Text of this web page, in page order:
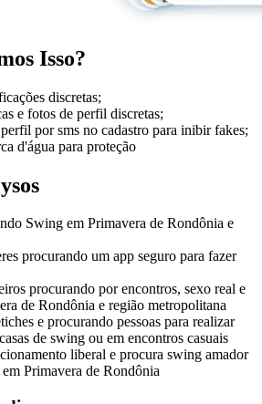
Isso?
discretas;
e fotos de perfil discretas;
por sms no cadastro para inibir fakes;
d'água para proteção
Swing em Primavera de Rondônia e
procurando um app seguro para fazer
procurando por encontros, sexo real e
de Rondônia e região metropolitana
e procurando pessoas para realizar
de swing ou em encontros casuais
liberal e procura swing amador
em Primavera de Rondônia